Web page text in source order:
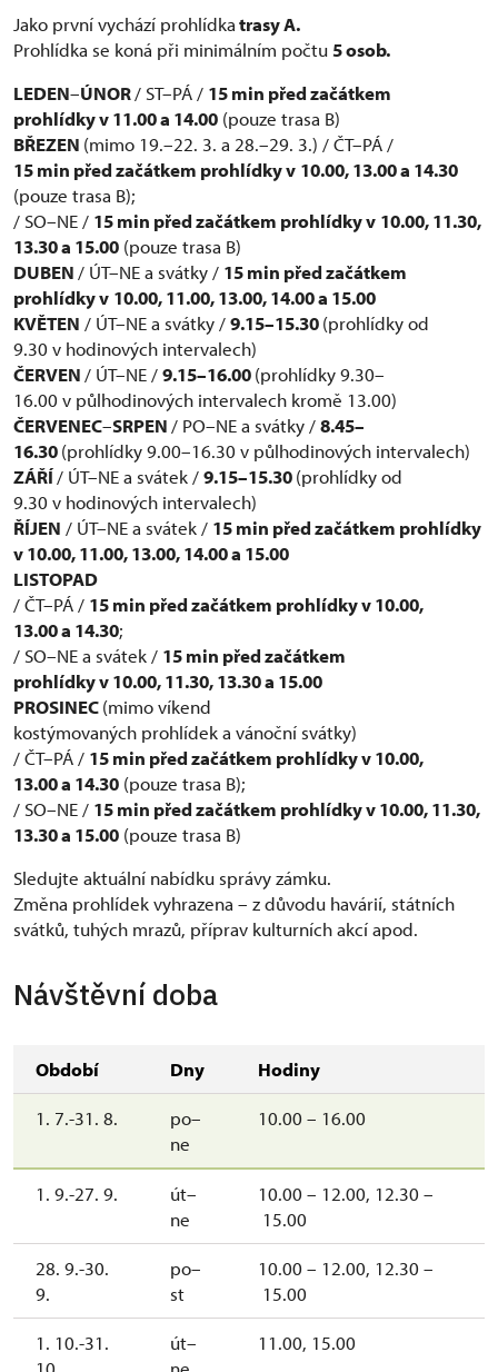
Jako první vychází prohlídkatrasy A.
Prohlídka se koná při minimálním počtu5 osob.
LEDEN–ÚNOR/ ST–PÁ / 15 min před začátkem
prohlídky v 11.00 a 14.00 (pouze trasa B)
BŘEZEN (mimo 19.–22. 3. a 28.–29. 3.) / ČT–PÁ /
15 min před začátkem prohlídky v 10.00, 13.00 a 14.30
(pouze trasa B);
/ SO–NE / 15 min před začátkem prohlídky v 10.00, 11.30,
13.30 a 15.00 (pouze trasa B)
DUBEN/ ÚT–NE a svátky / 15 min před začátkem
prohlídky v 10.00, 11.00, 13.00, 14.00 a 15.00
KVĚTEN / ÚT–NE a svátky /9.15–15.30(prohlídky od
9.30 v hodinových intervalech)
ČERVEN/ ÚT–NE /9.15–16.00(prohlídky 9.30–
16.00 v půlhodinových intervalech kromě 13.00)
ČERVENEC–SRPEN/ PO–NE a svátky /8.45–
16.30(prohlídky 9.00–16.30 v půlhodinových intervalech)
ZÁŘÍ/ ÚT–NE a svátek /9.15–15.30(prohlídky od
9.30 v hodinových intervalech)
ŘÍJEN / ÚT–NE a svátek / 15 min před začátkem prohlídky
v10.00, 11.00, 13.00, 14.00 a 15.00
LISTOPAD
/ ČT–PÁ / 15 min před začátkem prohlídky v 10.00,
13.00 a 14.30;
/ SO–NE a svátek / 15 min před začátkem
prohlídky v 10.00, 11.30, 13.30 a 15.00
PROSINEC(mimo víkend
kostýmovaných prohlídek a vánoční svátky)
/ ČT–PÁ / 15 min před začátkem prohlídky v 10.00,
13.00 a 14.30 (pouze trasa B);
/ SO–NE / 15 min před začátkem prohlídky v 10.00, 11.30,
13.30 a 15.00 (pouze trasa B)
Sledujte aktuální nabídku správy zámku.
Změna prohlídek vyhrazena – z důvodu havárií, státních
svátků, tuhých mrazů, příprav kulturních akcí apod.
Návštěvní doba
Období Dny Hodiny
1. 7.-31. 8.
po–
ne
10.00 – 16.00
1. 9.-27. 9.
út–
ne
10.00 – 12.00, 12.30 –
15.00
28. 9.-30.
9.
po–
st
10.00 – 12.00, 12.30 –
15.00
1. 10.-31.
út–
11.00, 15.00